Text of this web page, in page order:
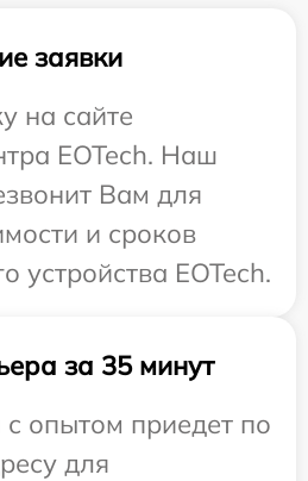
заявки
на сайте
EOTech. Наш
Вам для
и сроков
устройства EOTech.
за 35 минут
опытом приедет по
для